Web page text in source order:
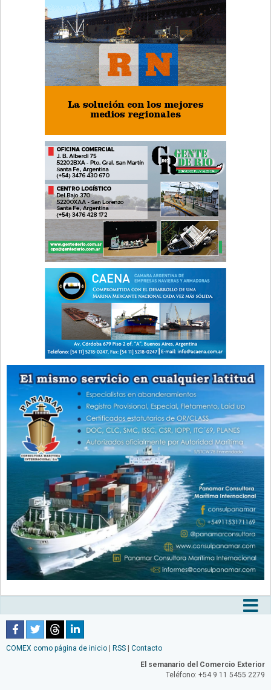
COMEX como página de inicio | RSS | Contacto
El semanario del Comercio Exterior
Teléfono: +54 9 11 5455 2279